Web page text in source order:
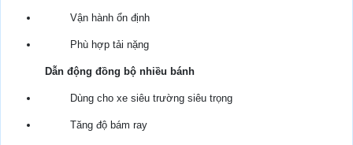
Vận hành ổn định
Phù hợp tải nặng
Dẫn động đồng bộ nhiều bánh
Dùng cho xe siêu trường siêu trọng
Tăng độ bám ray